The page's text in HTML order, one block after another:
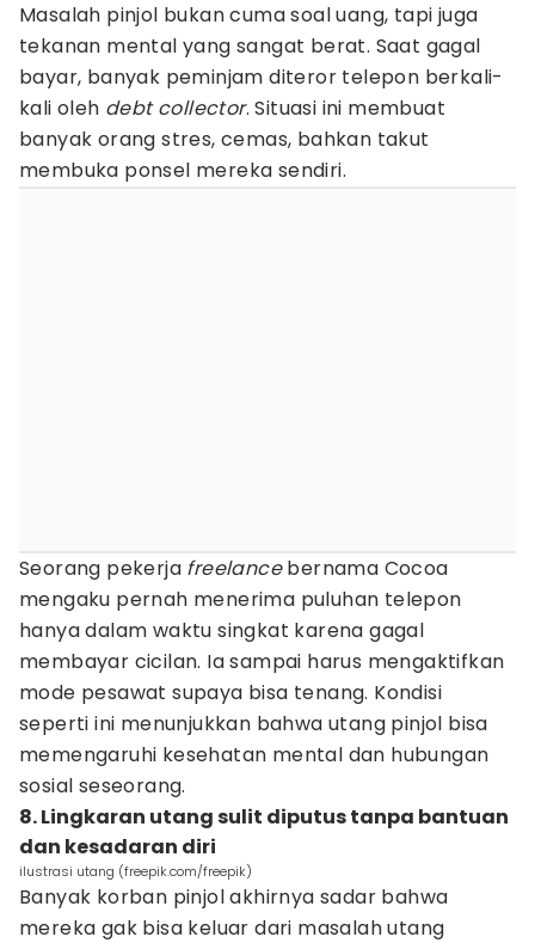
Masalah pinjol bukan cuma soal uang, tapi juga
tekanan mental yang sangat berat. Saat gagal
bayar, banyak peminjam diteror telepon berkali-
kali oleh debt collector. Situasi ini membuat
banyak orang stres, cemas, bahkan takut
membuka ponsel mereka sendiri.
Seorang pekerja freelancebernama Cocoa
mengaku pernah menerima puluhan telepon
hanya dalam waktu singkat karena gagal
membayar cicilan. Ia sampai harus mengaktifkan
mode pesawat supaya bisa tenang. Kondisi
seperti ini menunjukkan bahwa utang pinjol bisa
memengaruhi kesehatan mental dan hubungan
sosial seseorang.
8. Lingkaran utang sulit diputus tanpa bantuan
dan kesadaran diri
ilustrasi utang (freepik.com/freepik)
Banyak korban pinjol akhirnya sadar bahwa
mereka gak bisa keluar dari masalah utang